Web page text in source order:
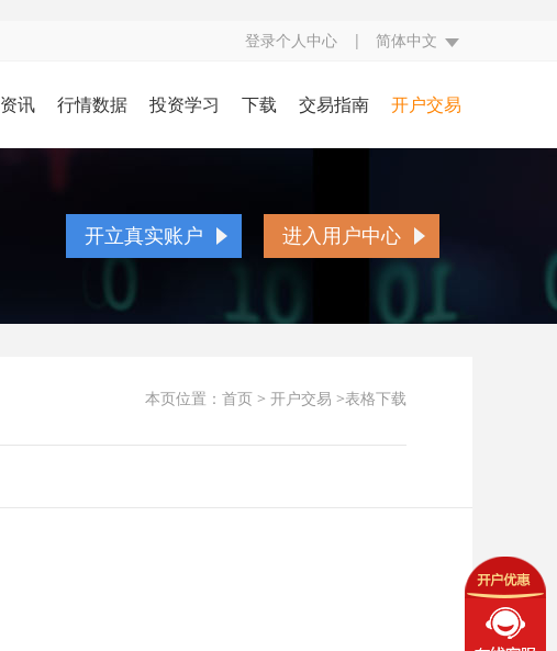
简体中文
登录个人中心 |
资讯
策略研究
行情数据
财经日历
金银走势图
投资学习
基本面知识
贵金属百科
下载 交易指南
交易方式
常见问题
开户交易
账户简介
开户流程
存取款流程
人民币兑换率
开立真实账户 进入用户中心
本页位置： 首页 > 开户交易 >表格下载